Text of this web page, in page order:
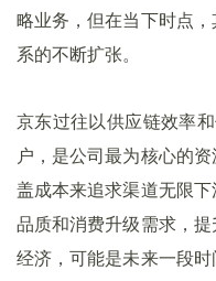
略业务，但在当下时点
系的不断扩张。
京东过往以供应链效率
户，是公司最为核心的
盖成本来追求渠道无限
品质和消费升级需求，
经济，可能是未来一段